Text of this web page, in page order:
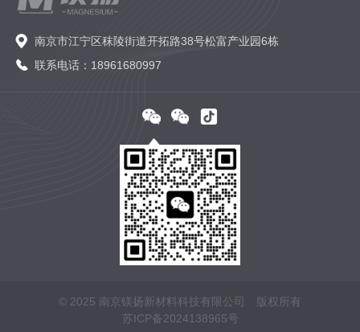
南京市江宁区秣陵街道开拓路38号松富产业园6栋
联系电话：18961680997
© 2025 南京镁扬新材料科技有限公司 版权所有
苏ICP备2024138965号